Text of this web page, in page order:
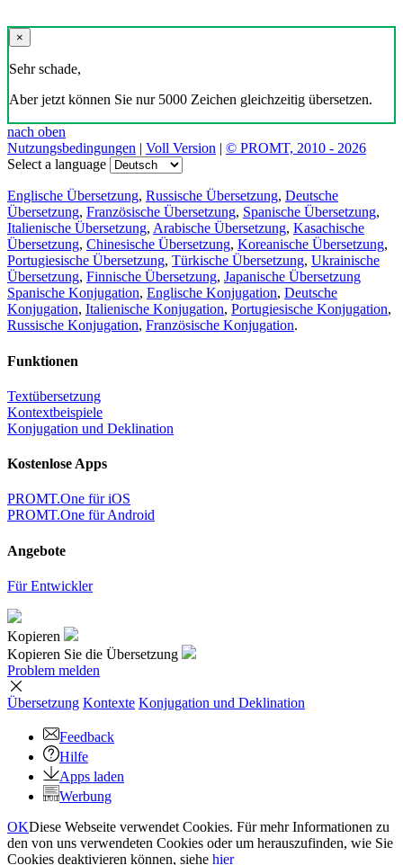
×
Sehr schade,
Aber jetzt können Sie nur 5000 Zeichen gleichzeitig übersetzen.
nach oben
Nutzungsbedingungen | Voll Version | © PROMT, 2010 - 2026
Select a language
Englische Übersetzung, Russische Übersetzung, Deutsche
Übersetzung, Französische Übersetzung, Spanische Übersetzung,
Italienische Übersetzung, Arabische Übersetzung, Kasachische
Übersetzung, Chinesische Übersetzung, Koreanische Übersetzung,
Portugiesische Übersetzung, Türkische Übersetzung, Ukrainische
Übersetzung, Finnische Übersetzung, Japanische Übersetzung
Spanische Konjugation, Englische Konjugation, Deutsche
Konjugation, Italienische Konjugation, Portugiesische Konjugation,
Russische Konjugation, Französische Konjugation.
Funktionen
Textübersetzung
Kontextbeispiele
Konjugation und Deklination
Kostenlose Apps
PROMT.One für iOS
PROMT.One für Android
Angebote
Für Entwickler
Kopieren
Kopieren Sie die Übersetzung
Problem melden
Übersetzung Kontexte Konjugation und Deklination
Feedback
Hilfe
Apps laden
Werbung
OKDiese Webseite verwendet Cookies. Für mehr Informationen zu
den von uns verwendeten Cookies oder um herauszufinden, wie Sie
Cookies deaktivieren können, siehe hier